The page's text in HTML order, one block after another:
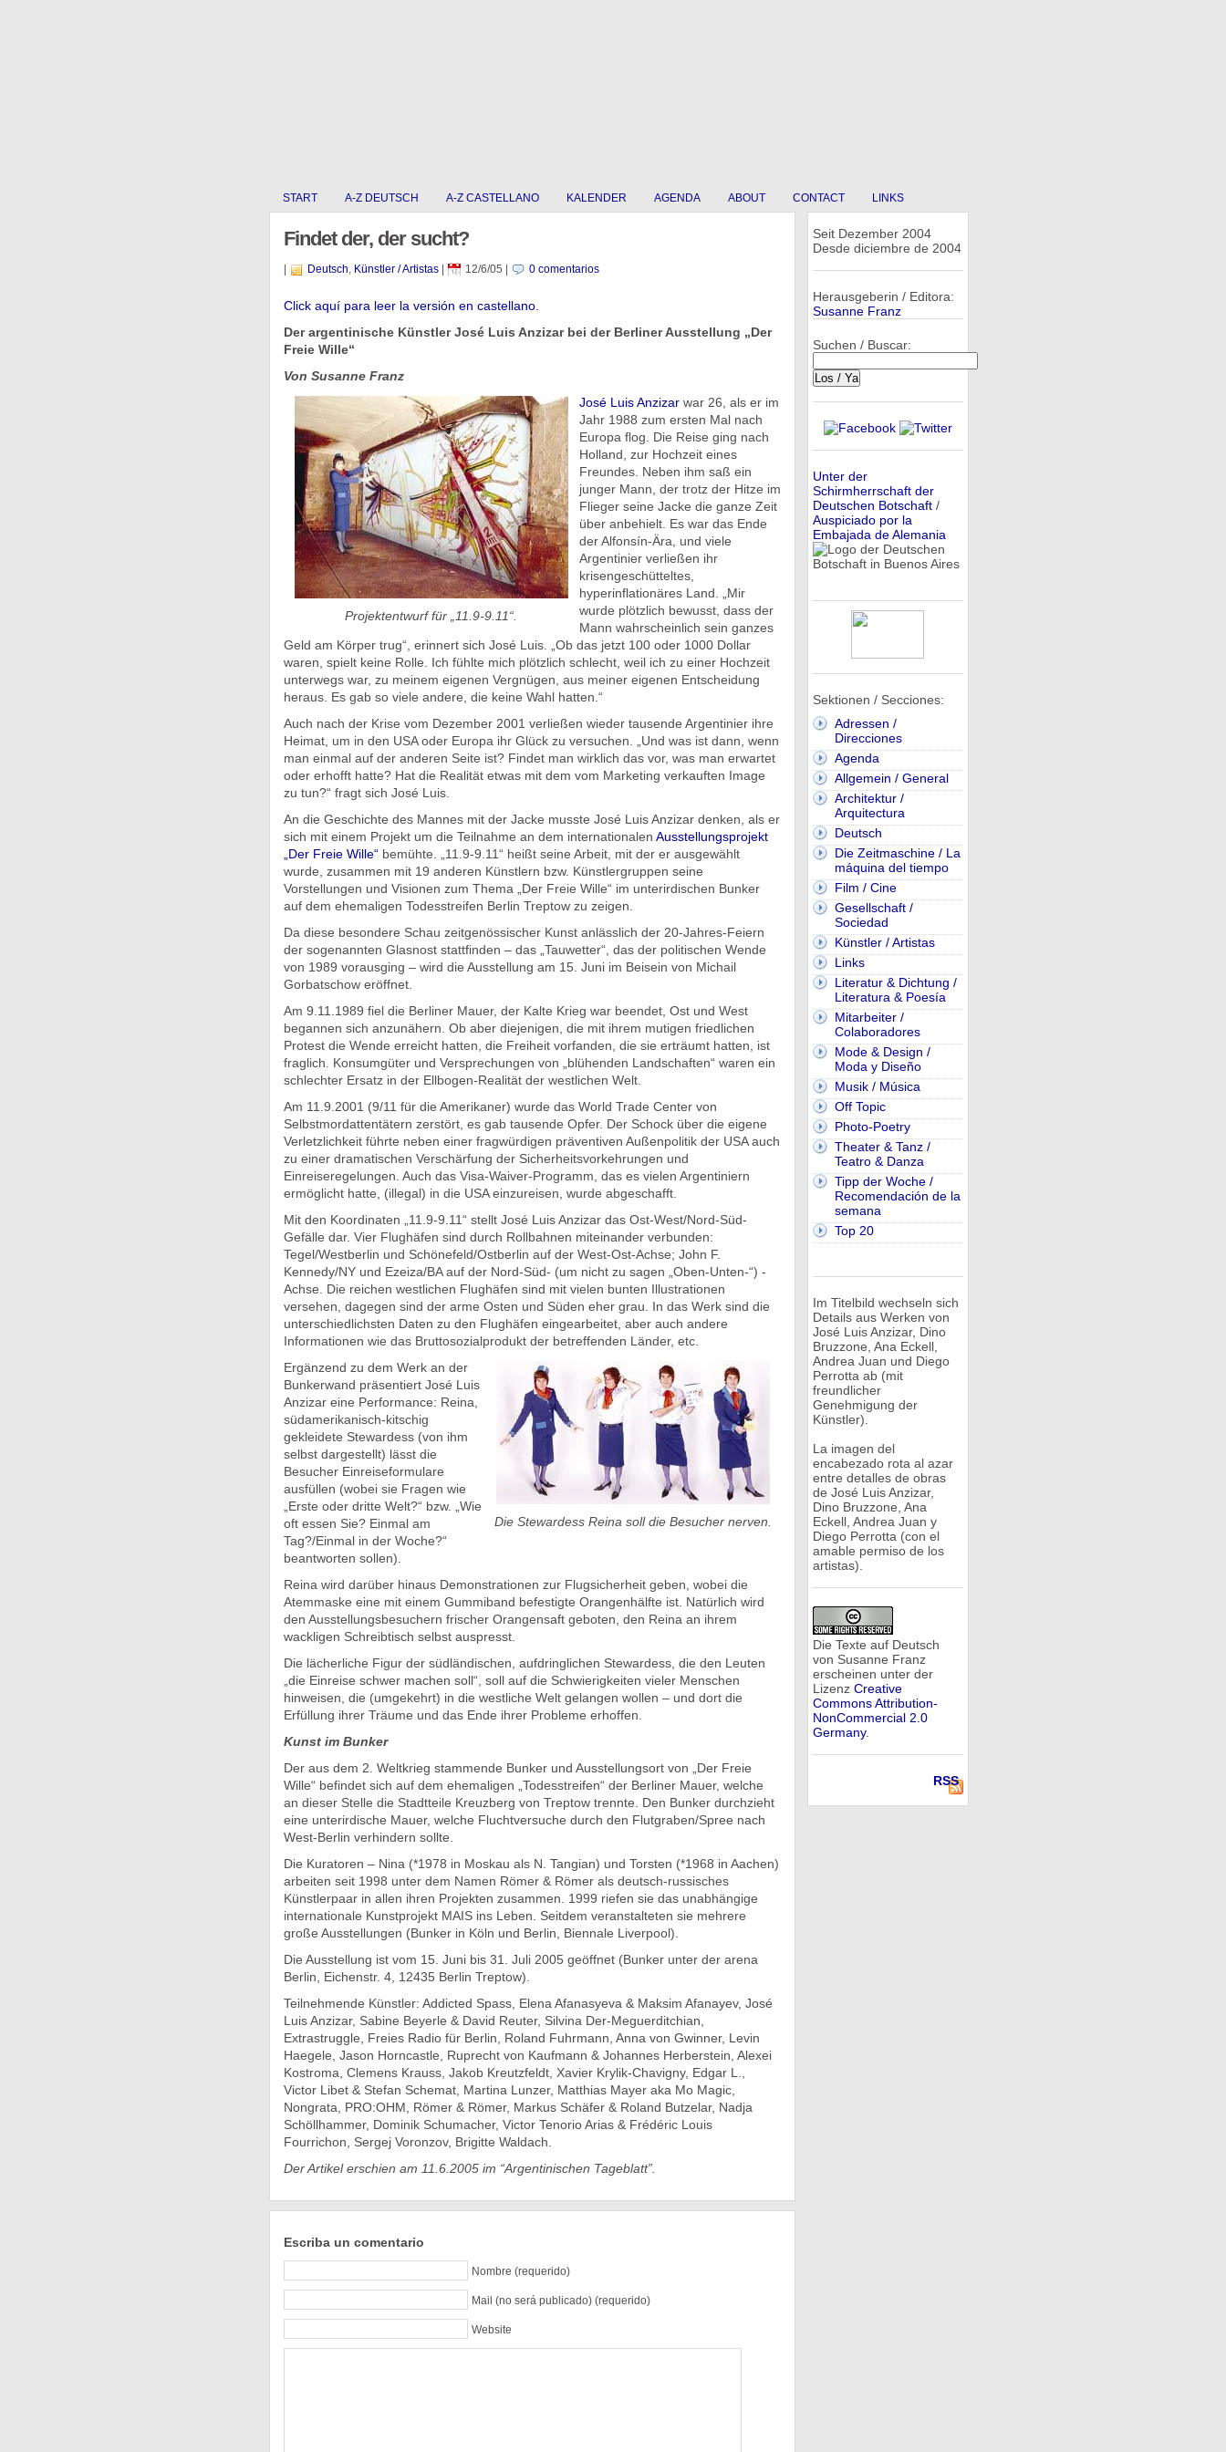
START A-Z DEUTSCH A-Z CASTELLANO KALENDER AGENDA ABOUT CONTACT LINKS
Findet der, der sucht?
Deutsch, Künstler / Artistas| 12/6/05 0 comentarios
Click aquí para leer la versión en castellano.
Der argentinische Künstler José Luis Anzizar bei der Berliner Ausstellung „Der
Freie Wille“
Von Susanne Franz
Projektentwurf für „11.9-9.11“.
José Luis Anzizarwar 26, als er im
Jahr 1988 zum ersten Mal nach
Europa flog. Die Reise ging nach
Holland, zur Hochzeit eines
Freundes. Neben ihm saß ein
junger Mann, der trotz der Hitze im
Flieger seine Jacke die ganze Zeit
über anbehielt. Es war das Ende
der Alfonsín-Ära, und viele
Argentinier verließen ihr
krisengeschütteltes,
hyperinflationäres Land. „Mir
wurde plötzlich bewusst, dass der
Mann wahrscheinlich sein ganzes
Geld am Körper trug“, erinnert sich José Luis. „Ob das jetzt 100 oder 1000 Dollar
waren, spielt keine Rolle. Ich fühlte mich plötzlich schlecht, weil ich zu einer Hochzeit
unterwegs war, zu meinem eigenen Vergnügen, aus meiner eigenen Entscheidung
heraus. Es gab so viele andere, die keine Wahl hatten.“
Auch nach der Krise vom Dezember 2001 verließen wieder tausende Argentinier ihre
Heimat, um in den USA oder Europa ihr Glück zu versuchen. „Und was ist dann, wenn
man einmal auf der anderen Seite ist? Findet man wirklich das vor, was man erwartet
oder erhofft hatte? Hat die Realität etwas mit dem vom Marketing verkauften Image
zu tun?“ fragt sich José Luis.
An die Geschichte des Mannes mit der Jacke musste José Luis Anzizar denken, als er
sich mit einem Projekt um die Teilnahme an dem internationalen Ausstellungsprojekt
„Der Freie Wille“bemühte. „11.9-9.11“ heißt seine Arbeit, mit der er ausgewählt
wurde, zusammen mit 19 anderen Künstlern bzw. Künstlergruppen seine
Vorstellungen und Visionen zum Thema „Der Freie Wille“ im unterirdischen Bunker
auf dem ehemaligen Todesstreifen Berlin Treptow zu zeigen.
Da diese besondere Schau zeitgenössischer Kunst anlässlich der 20-Jahres-Feiern
der sogenannten Glasnost stattfinden – das „Tauwetter“, das der politischen Wende
von 1989 vorausging – wird die Ausstellung am 15. Juni im Beisein von Michail
Gorbatschow eröffnet.
Am 9.11.1989 fiel die Berliner Mauer, der Kalte Krieg war beendet, Ost und West
begannen sich anzunähern. Ob aber diejenigen, die mit ihrem mutigen friedlichen
Protest die Wende erreicht hatten, die Freiheit vorfanden, die sie erträumt hatten, ist
fraglich. Konsumgüter und Versprechungen von „blühenden Landschaften“ waren ein
schlechter Ersatz in der Ellbogen-Realität der westlichen Welt.
Am 11.9.2001 (9/11 für die Amerikaner) wurde das World Trade Center von
Selbstmordattentätern zerstört, es gab tausende Opfer. Der Schock über die eigene
Verletzlichkeit führte neben einer fragwürdigen präventiven Außenpolitik der USA auch
zu einer dramatischen Verschärfung der Sicherheitsvorkehrungen und
Einreiseregelungen. Auch das Visa-Waiver-Programm, das es vielen Argentiniern
ermöglicht hatte, (illegal) in die USA einzureisen, wurde abgeschafft.
Mit den Koordinaten „11.9-9.11“ stellt José Luis Anzizar das Ost-West/Nord-Süd-
Gefälle dar. Vier Flughäfen sind durch Rollbahnen miteinander verbunden:
Tegel/Westberlin und Schönefeld/Ostberlin auf der West-Ost-Achse; John F.
Kennedy/NY und Ezeiza/BA auf der Nord-Süd- (um nicht zu sagen „Oben-Unten-“) -
Achse. Die reichen westlichen Flughäfen sind mit vielen bunten Illustrationen
versehen, dagegen sind der arme Osten und Süden eher grau. In das Werk sind die
unterschiedlichsten Daten zu den Flughäfen eingearbeitet, aber auch andere
Informationen wie das Bruttosozialprodukt der betreffenden Länder, etc.
Die Stewardess Reina soll die Besucher nerven.
Ergänzend zu dem Werk an der
Bunkerwand präsentiert José Luis
Anzizar eine Performance: Reina,
südamerikanisch-kitschig
gekleidete Stewardess (von ihm
selbst dargestellt) lässt die
Besucher Einreiseformulare
ausfüllen (wobei sie Fragen wie
„Erste oder dritte Welt?“ bzw. „Wie
oft essen Sie? Einmal am
Tag?/Einmal in der Woche?“
beantworten sollen).
Reina wird darüber hinaus Demonstrationen zur Flugsicherheit geben, wobei die
Atemmaske eine mit einem Gummiband befestigte Orangenhälfte ist. Natürlich wird
den Ausstellungsbesuchern frischer Orangensaft geboten, den Reina an ihrem
wackligen Schreibtisch selbst auspresst.
Die lächerliche Figur der südländischen, aufdringlichen Stewardess, die den Leuten
„die Einreise schwer machen soll“, soll auf die Schwierigkeiten vieler Menschen
hinweisen, die (umgekehrt) in die westliche Welt gelangen wollen – und dort die
Erfüllung ihrer Träume und das Ende ihrer Probleme erhoffen.
Kunst im Bunker
Der aus dem 2. Weltkrieg stammende Bunker und Ausstellungsort von „Der Freie
Wille“ befindet sich auf dem ehemaligen „Todesstreifen“ der Berliner Mauer, welche
an dieser Stelle die Stadtteile Kreuzberg von Treptow trennte. Den Bunker durchzieht
eine unterirdische Mauer, welche Fluchtversuche durch den Flutgraben/Spree nach
West-Berlin verhindern sollte.
Die Kuratoren – Nina (*1978 in Moskau als N. Tangian) und Torsten (*1968 in Aachen)
arbeiten seit 1998 unter dem Namen Römer & Römer als deutsch-russisches
Künstlerpaar in allen ihren Projekten zusammen. 1999 riefen sie das unabhängige
internationale Kunstprojekt MAIS ins Leben. Seitdem veranstalteten sie mehrere
große Ausstellungen (Bunker in Köln und Berlin, Biennale Liverpool).
Die Ausstellung ist vom 15. Juni bis 31. Juli 2005 geöffnet (Bunker unter der arena
Berlin, Eichenstr. 4, 12435 Berlin Treptow).
Teilnehmende Künstler: Addicted Spass, Elena Afanasyeva & Maksim Afanayev, José
Luis Anzizar, Sabine Beyerle & David Reuter, Silvina Der-Meguerditchian,
Extrastruggle, Freies Radio für Berlin, Roland Fuhrmann, Anna von Gwinner, Levin
Haegele, Jason Horncastle, Ruprecht von Kaufmann & Johannes Herberstein, Alexei
Kostroma, Clemens Krauss, Jakob Kreutzfeldt, Xavier Krylik-Chavigny, Edgar L.,
Victor Libet & Stefan Schemat, Martina Lunzer, Matthias Mayer aka Mo Magic,
Nongrata, PRO:OHM, Römer & Römer, Markus Schäfer & Roland Butzelar, Nadja
Schöllhammer, Dominik Schumacher, Victor Tenorio Arias & Frédéric Louis
Fourrichon, Sergej Voronzov, Brigitte Waldach.
Der Artikel erschien am 11.6.2005 im “Argentinischen Tageblatt”.
Escriba un comentario
Nombre (requerido)
Mail (no será publicado) (requerido)
Website
Seit Dezember 2004
Desde diciembre de 2004
Herausgeberin / Editora:
Susanne Franz
Suchen / Buscar:
Unter der
Schirmherrschaft der
Deutschen Botschaft/
Auspiciado por la
Embajada de Alemania
Sektionen / Secciones:
Adressen /
Direcciones
Agenda
Allgemein / General
Architektur /
Arquitectura
Deutsch
Die Zeitmaschine / La
máquina del tiempo
Film / Cine
Gesellschaft /
Sociedad
Künstler / Artistas
Links
Literatur & Dichtung /
Literatura & Poesía
Mitarbeiter /
Colaboradores
Mode & Design /
Moda y Diseño
Musik / Música
Off Topic
Photo-Poetry
Theater & Tanz /
Teatro & Danza
Tipp der Woche /
Recomendación de la
semana
Top 20
Im Titelbild wechseln sich
Details aus Werken von
José Luis Anzizar, Dino
Bruzzone, Ana Eckell,
Andrea Juan und Diego
Perrotta ab (mit
freundlicher
Genehmigung der
Künstler).
La imagen del
encabezado rota al azar
entre detalles de obras
de José Luis Anzizar,
Dino Bruzzone, Ana
Eckell, Andrea Juan y
Diego Perrotta (con el
amable permiso de los
artistas).
Die Texte auf Deutsch
von Susanne Franz
erscheinen unter der
Lizenz Creative
Commons Attribution-
NonCommercial 2.0
Germany.
RSS